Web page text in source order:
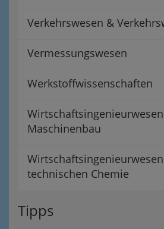
Verkehrswesen &
Vermessungswesen
Werkstoffwissenschaften
Maschinenbau
technischen Chemie
Tipps